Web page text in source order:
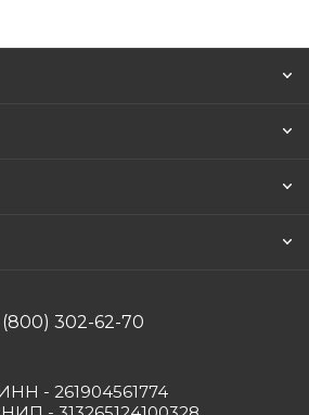
302-62-70
- 261904561774